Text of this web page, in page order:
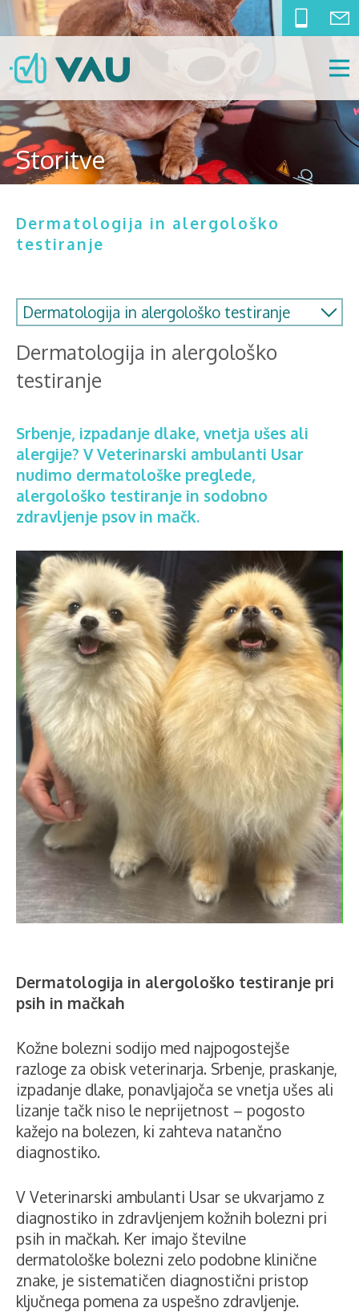
Storitve
Dermatologija in alergološko
testiranje
Dermatologija in alergološko
testiranje
Srbenje, izpadanje dlake, vnetja ušes ali
alergije? V Veterinarski ambulanti Usar
nudimo dermatološke preglede,
alergološko testiranje in sodobno
zdravljenje psov in mačk.
Dermatologija in alergološko testiranje pri
psih in mačkah
Kožne bolezni sodijo med najpogostejše
razloge za obisk veterinarja. Srbenje, praskanje,
izpadanje dlake, ponavljajoča se vnetja ušes ali
lizanje tačk niso le neprijetnost – pogosto
kažejo na bolezen, ki zahteva natančno
diagnostiko.
V Veterinarski ambulanti Usar se ukvarjamo z
diagnostiko in zdravljenjem kožnih bolezni pri
psih in mačkah. Ker imajo številne
dermatološke bolezni zelo podobne klinične
znake, je sistematičen diagnostični pristop
ključnega pomena za uspešno zdravljenje.